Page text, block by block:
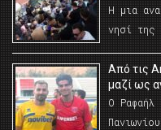
Η μια
νησί της
Από τις
μαζί ως
Ο Ραφαήλ